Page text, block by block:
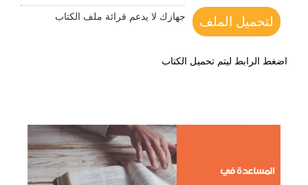
لتحميل الملف جهازك لا يدعم قرائة ملف الكتاب
اضغط الرابط ليتم تحميل الكتاب